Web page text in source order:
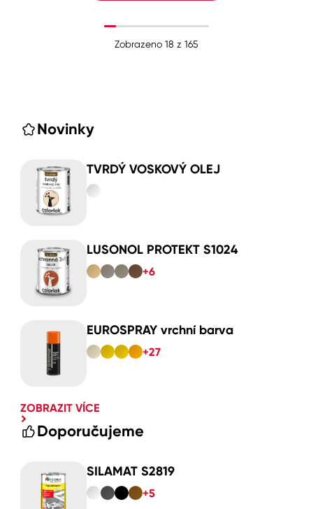
Zobrazeno 18 z 165
Novinky
TVRDÝ VOSKOVÝ OLEJ
LUSONOL PROTEKT S1024
+6
EUROSPRAY vrchní barva
+27
ZOBRAZIT VÍCE
Doporučujeme
SILAMAT S2819
+5